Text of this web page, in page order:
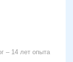
14 лет опыта